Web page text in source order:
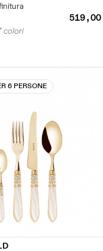
colori
6 PERSONE